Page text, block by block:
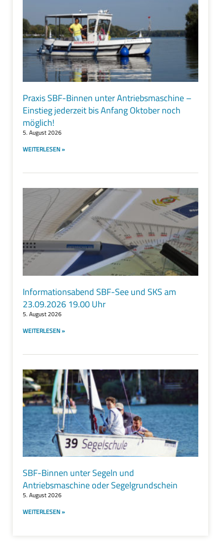
Praxis SBF-Binnen unter Antriebsmaschine –
Einstieg jederzeit bis Anfang Oktober noch
möglich!
5. August 2026
WEITERLESEN »
Informationsabend SBF-See und SKS am
23.09.2026 19.00 Uhr
5. August 2026
WEITERLESEN »
SBF-Binnen unter Segeln und
Antriebsmaschine oder Segelgrundschein
5. August 2026
WEITERLESEN »